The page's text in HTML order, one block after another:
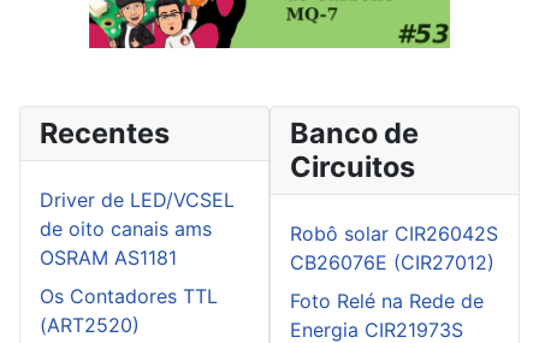
Recentes
Driver de LED/VCSEL
de oito canais ams
OSRAM AS1181
Os Contadores TTL
(ART2520)
Banco de
Circuitos
Robô solar CIR26042S
CB26076E (CIR27012)
Foto Relé na Rede de
Energia CIR21973S